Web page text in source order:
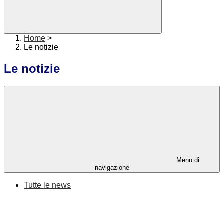
Home >
Le notizie
Le notizie
Menu di
navigazione
Tutte le news